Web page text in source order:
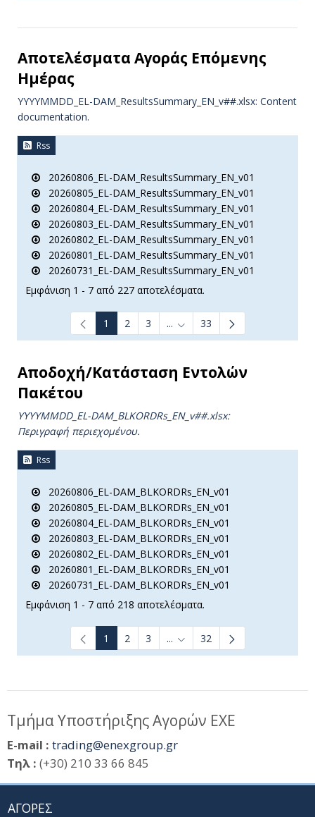
Αποτελέσματα Aγοράς Επόμενης
Ημέρας
YYYYMMDD_EL-DAM_ResultsSummary_EN_v##.xlsx: Content
documentation.
Rss
20260806_EL-DAM_ResultsSummary_EN_v01
20260805_EL-DAM_ResultsSummary_EN_v01
20260804_EL-DAM_ResultsSummary_EN_v01
20260803_EL-DAM_ResultsSummary_EN_v01
20260802_EL-DAM_ResultsSummary_EN_v01
20260801_EL-DAM_ResultsSummary_EN_v01
20260731_EL-DAM_ResultsSummary_EN_v01
Εμφάνιση 1 - 7 από 227 αποτελέσματα.
1 2 3 ... Ενδιάμεσες σελίδες Use
33
Αποδοχή/Κατάσταση Εντολών
Πακέτου
YYYYMMDD_EL-DAM_BLKORDRs_ΕΝ_v##.xlsx:
Περιγραφή περιεχομένου.
Rss
20260806_EL-DAM_BLKORDRs_EN_v01
20260805_EL-DAM_BLKORDRs_EN_v01
20260804_EL-DAM_BLKORDRs_EN_v01
20260803_EL-DAM_BLKORDRs_EN_v01
20260802_EL-DAM_BLKORDRs_EN_v01
20260801_EL-DAM_BLKORDRs_EN_v01
20260731_EL-DAM_BLKORDRs_EN_v01
Εμφάνιση 1 - 7 από 218 αποτελέσματα.
1 2 3 ... Ενδιάμεσες σελίδες Use
32
Τμήμα Υποστήριξης Αγορών ΕΧΕ
E-mail : trading@enexgroup.gr
Τηλ : (+30) 210 33 66 845
ΑΓΟΡΕΣ